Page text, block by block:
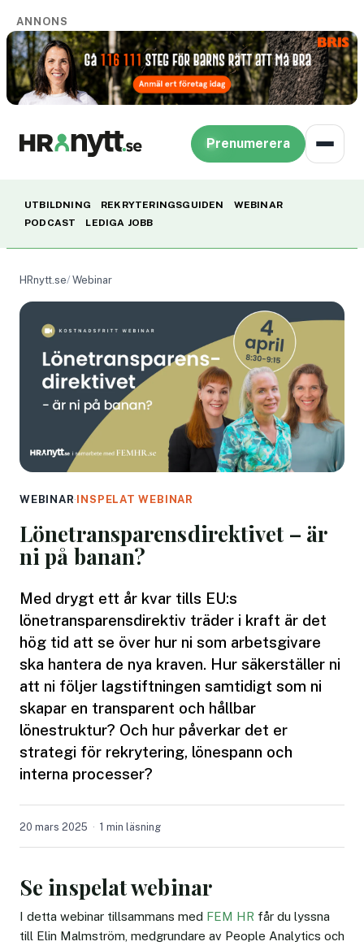
ANNONS
Prenumerera
UTBILDNING REKRYTERINGSGUIDEN
WEBINAR
PODCAST
LEDIGA JOBB
HRnytt.se Webinar
WEBINAR· INSPELAT WEBINAR
Lönetransparensdirektivet – är
ni på banan?
Med drygt ett år kvar tills EU:s
lönetransparensdirektiv träder i kraft är det
hög tid att se över hur ni som arbetsgivare
ska hantera de nya kraven. Hur säkerställer ni
att ni följer lagstiftningen samtidigt som ni
skapar en transparent och hållbar
lönestruktur? Och hur påverkar det er
strategi för rekrytering, lönespann och
interna processer?
20 mars 2025 1 min läsning
Se inspelat webinar
I detta webinar tillsammans med FEM HR får du lyssna
till Elin Malmström, medgrundare av People Analytics och